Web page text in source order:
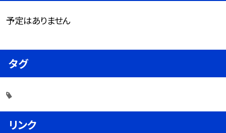
予定はありません
タグ
リンク